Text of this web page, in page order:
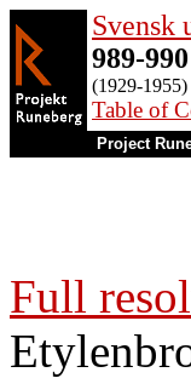
Svensk
989-990
(1929-1955)
Table of
Project
Full